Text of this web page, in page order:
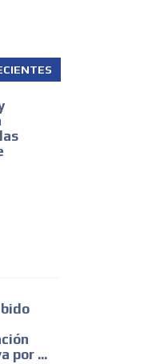
por ...